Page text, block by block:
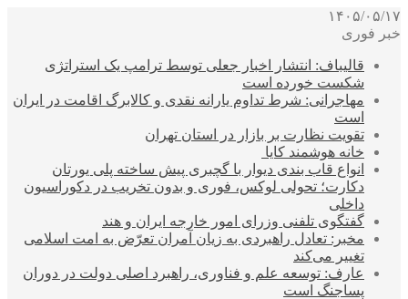
۱۴۰۵/۰۵/۱۷
خبر فوری
قالیباف: انتشار اخبار جعلی توسط ترامپ یک استراتژی
شکست خورده است
مهاجرانی: شرط تداوم یارانه نقدی و کالابرگ اقامت در ایران
است
تقویت نظارت بر بازار در استان تهران
خانه هوشمند کایا
انواع قاب بندی دیوار با گچبری پیش ساخته پلی یورتان
دکارت؛ تحولی لوکس، فوری و بدون تخریب در دکوراسیون
داخلی
گفتگوی تلفنی وزرای امور خارجه ایران و هند
مخبر: تعادل راهبردی به زیان آمران تعرّض به امت اسلامی
تغییر می‌کند
عارف: توسعه علم و فناوری، راهبرد اصلی دولت در دوران
پساجنگ است